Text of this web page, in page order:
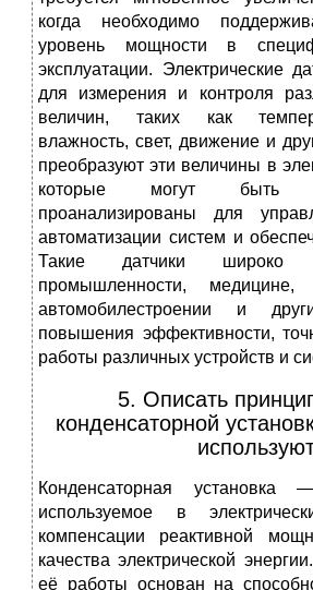
когда необходимо
уровень мощности в
эксплуатации. Электрические
для измерения и контроля
величин, таких как
влажность, свет, движение и
преобразуют эти величины в
которые могут быть
проанализированы для
автоматизации систем и
Такие датчики широко
промышленности, медицине,
автомобилестроении и
повышения эффективности,
работы различных устройств и
5. Описать
конденсаторной
Конденсаторная установка
используемое в
компенсации реактивной
качества электрической
её работы основан на